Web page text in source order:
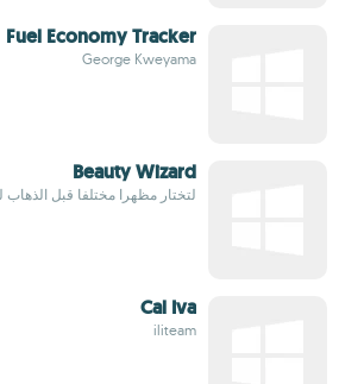
Fuel Economy Tracker
George Kweyama
Beauty Wizard
لتختار مظهرا مختلفا قبل الذهاب
Cal Iva
iliteam